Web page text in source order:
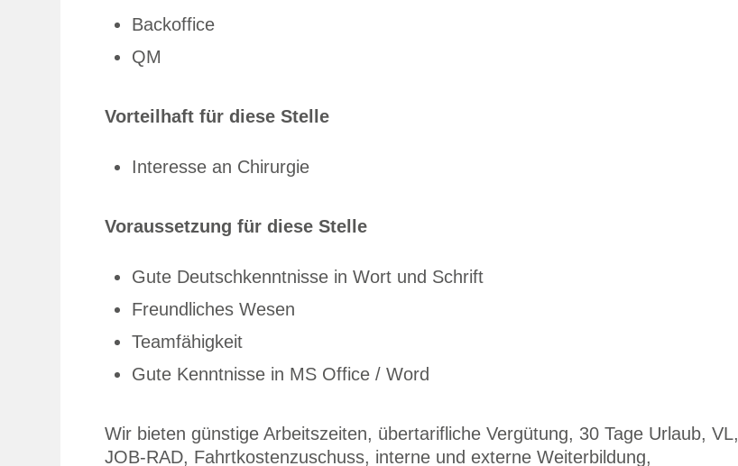
Backoffice
QM
Vorteilhaft für diese Stelle
Interesse an Chirurgie
Voraussetzung für diese Stelle
Gute Deutschkenntnisse in Wort und Schrift
Freundliches Wesen
Teamfähigkeit
Gute Kenntnisse in MS Office / Word
Wir bieten günstige Arbeitszeiten, übertarifliche Vergütung, 30 Tage Urlaub, VL,
JOB-RAD, Fahrtkostenzuschuss, interne und externe Weiterbildung,